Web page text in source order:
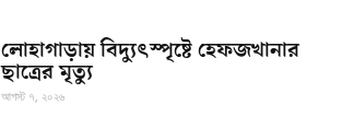
লোহাগাড়ায় বিদ্যুৎস্পৃষ্টে হেফজখানার
ছাত্রের মৃত্যু
আগস্ট ৭, ২০২৬